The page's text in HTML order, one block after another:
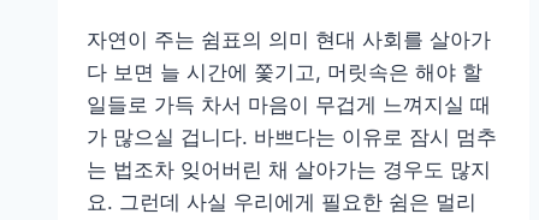
를
빛
내
는
방
법
자연이 주는 쉼표의 의미 현대 사회를 살아가
다 보면 늘 시간에 쫓기고, 머릿속은 해야 할
일들로 가득 차서 마음이 무겁게 느껴지실 때
가 많으실 겁니다. 바쁘다는 이유로 잠시 멈추
는 법조차 잊어버린 채 살아가는 경우도 많지
요. 그런데 사실 우리에게 필요한 쉼은 멀리